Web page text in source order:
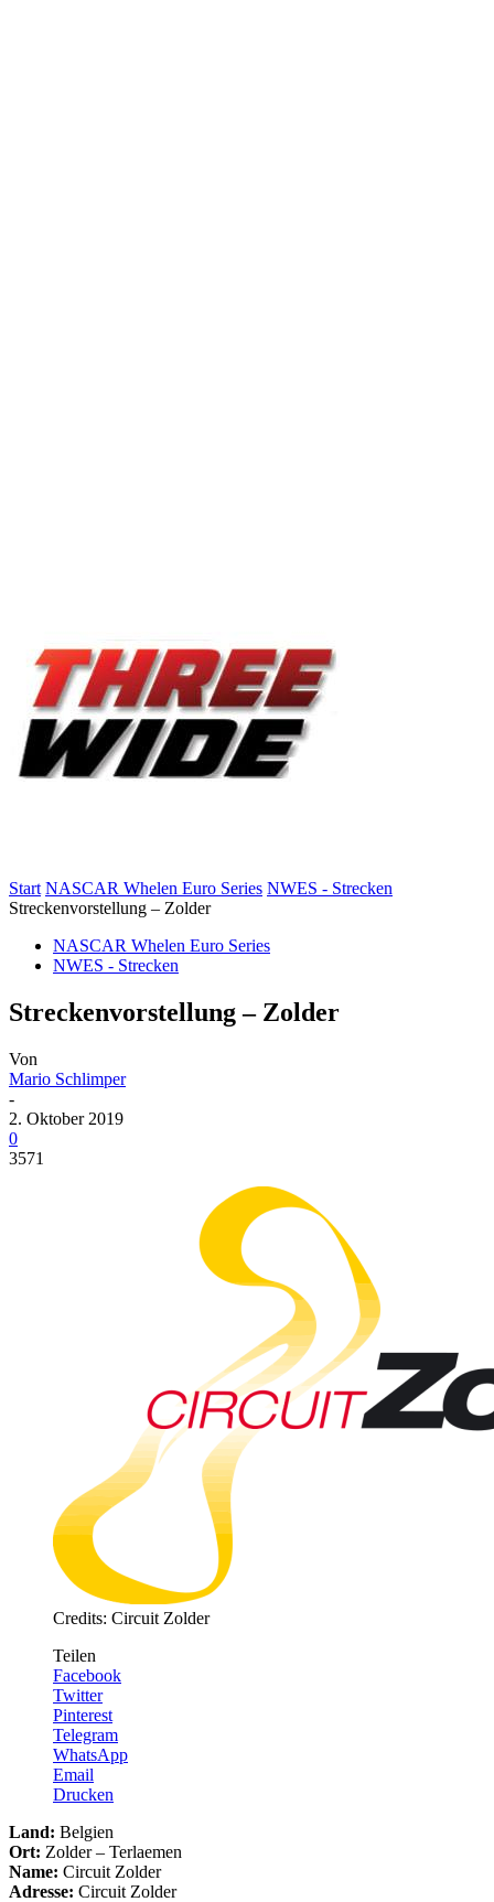
Start NASCAR Whelen Euro Series NWES - Strecken
Streckenvorstellung – Zolder
NASCAR Whelen Euro Series
NWES - Strecken
Streckenvorstellung – Zolder
Von
Mario Schlimper
-
2. Oktober 2019
0
3571
Credits: Circuit Zolder
Teilen
Facebook
Twitter
Pinterest
Telegram
WhatsApp
Email
Drucken
Land: Belgien
Ort: Zolder – Terlaemen
Name: Circuit Zolder
Adresse: Circuit Zolder